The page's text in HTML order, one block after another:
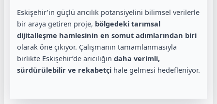
Eskişehir’in güçlü arıcılık potansiyelini bilimsel verilerle
bir araya getiren proje, bölgedeki tarımsal
dijitalleşme hamlesinin en somut adımlarından biri
olarak öne çıkıyor. Çalışmanın tamamlanmasıyla
birlikte Eskişehir’de arıcılığın daha verimli,
sürdürülebilir ve rekabetçi hale gelmesi hedefleniyor.